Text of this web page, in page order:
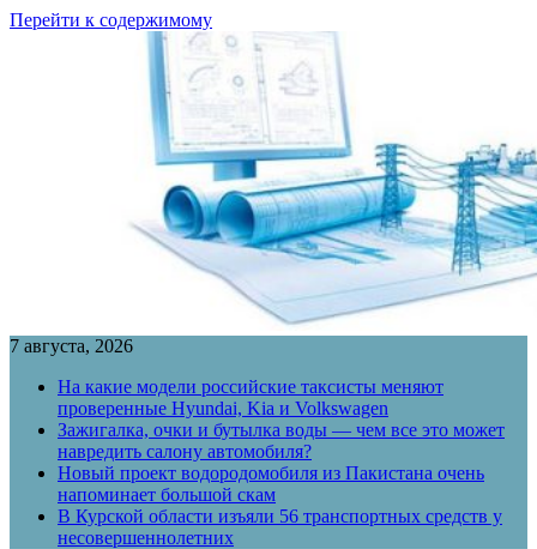
Перейти к содержимому
7 августа, 2026
На какие модели российские таксисты меняют
проверенные Hyundai, Kia и Volkswagen
Зажигалка, очки и бутылка воды — чем все это может
навредить салону автомобиля?
Новый проект водородомобиля из Пакистана очень
напоминает большой скам
В Курской области изъяли 56 транспортных средств у
несовершеннолетних